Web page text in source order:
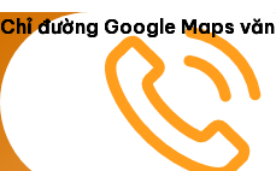
Copyright 2026 ©